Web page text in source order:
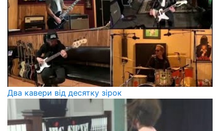
Два кавери від десятку зірок